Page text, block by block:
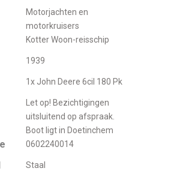
Motorjachten en
motorkruisers
Kotter Woon-reisschip
1939
1x John Deere 6cil 180 Pk
Let op! Bezichtigingen
uitsluitend op afspraak.
Boot ligt in Doetinchem
0602240014
Staal